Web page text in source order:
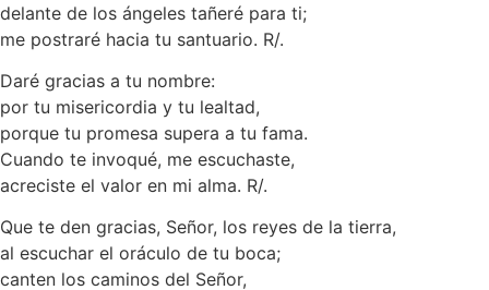
delante de los ángeles tañeré para ti;
me postraré hacia tu santuario. R/.
Daré gracias a tu nombre:
por tu misericordia y tu lealtad,
porque tu promesa supera a tu fama.
Cuando te invoqué, me escuchaste,
acreciste el valor en mi alma. R/.
Que te den gracias, Señor, los reyes de la tierra,
al escuchar el oráculo de tu boca;
canten los caminos del Señor,